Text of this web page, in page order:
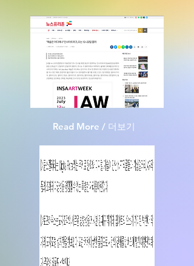
Read More / 더보기